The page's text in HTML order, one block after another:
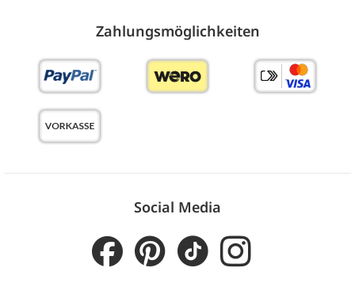
Zahlungs­möglich­keiten
Social Media